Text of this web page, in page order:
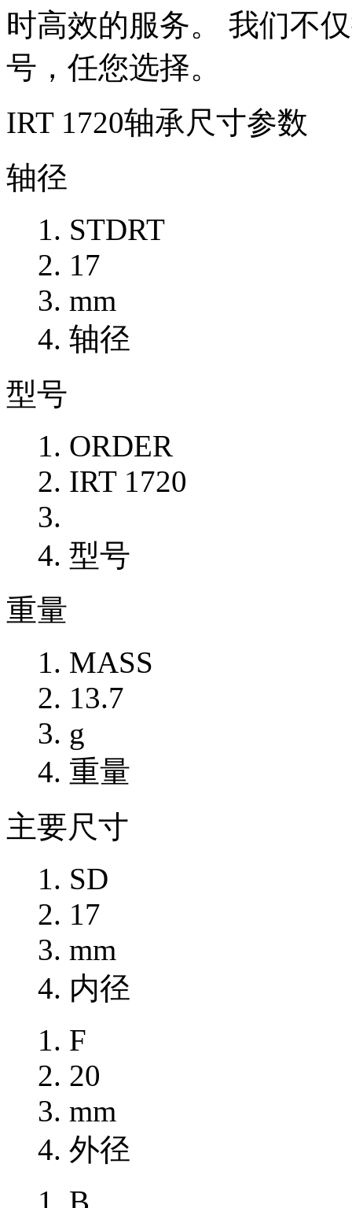
时高效的服务。 我们不
号，任您选择。
IRT 1720轴承尺寸参数
轴径
STDRT
17
mm
轴径
型号
ORDER
IRT 1720
型号
重量
MASS
13.7
g
重量
主要尺寸
SD
17
mm
内径
F
20
mm
外径
B